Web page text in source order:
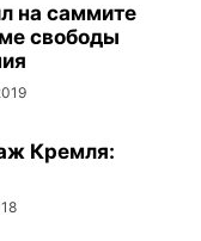
на саммите
свободы
Кремля: